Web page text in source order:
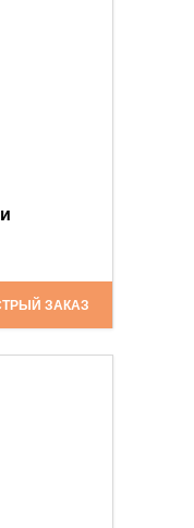
ЗАКАЗ